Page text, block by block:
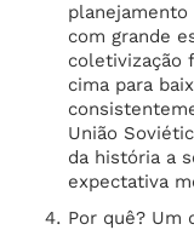
com grande
coletivização
cima para
União
da história a
expectativa
Por quê? Um